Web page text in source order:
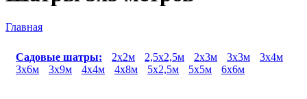
Главная
Садовые шатры: 2х2м 2,5х2,5м 2х3м 3х3м
3х4м
3х6м
3х9м 4х4м 4х8м 5х2,5м 5х5м 6х6м